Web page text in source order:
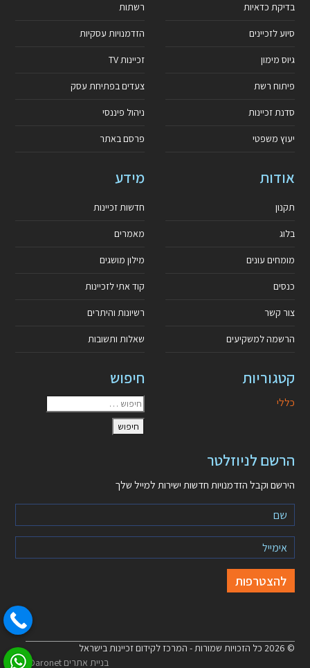
בדיקת כדאיות
סיוע לזכיינים
גיוס מימון
פיתוח רשת
סדנת זכיינות
יעוץ משפטי
רשתות
הזדמנויות עסקיות
זכיינות TV
צעדים בפתיחת עסק
ניהול פיננסי
פרסם באתר
אודות
תקנון
בלוג
מומחים עונים
כנסים
צור קשר
הרשמה למשקיעים
מידע
חדשות זכיינות
מאמרים
מילון מושגים
קוד אתי לזכיינות
רשיונות והיתרים
שאלות ותשובות
קטגוריות
כללי
חיפוש
הרשם לניוזלטר
הירשם וקבל הזדמנויות חדשות ישירות למייל שלך
© 2026 כל הזכויות שמורות - המרכז לקידום זכיינות בישראל
בניית אתרים Daronet